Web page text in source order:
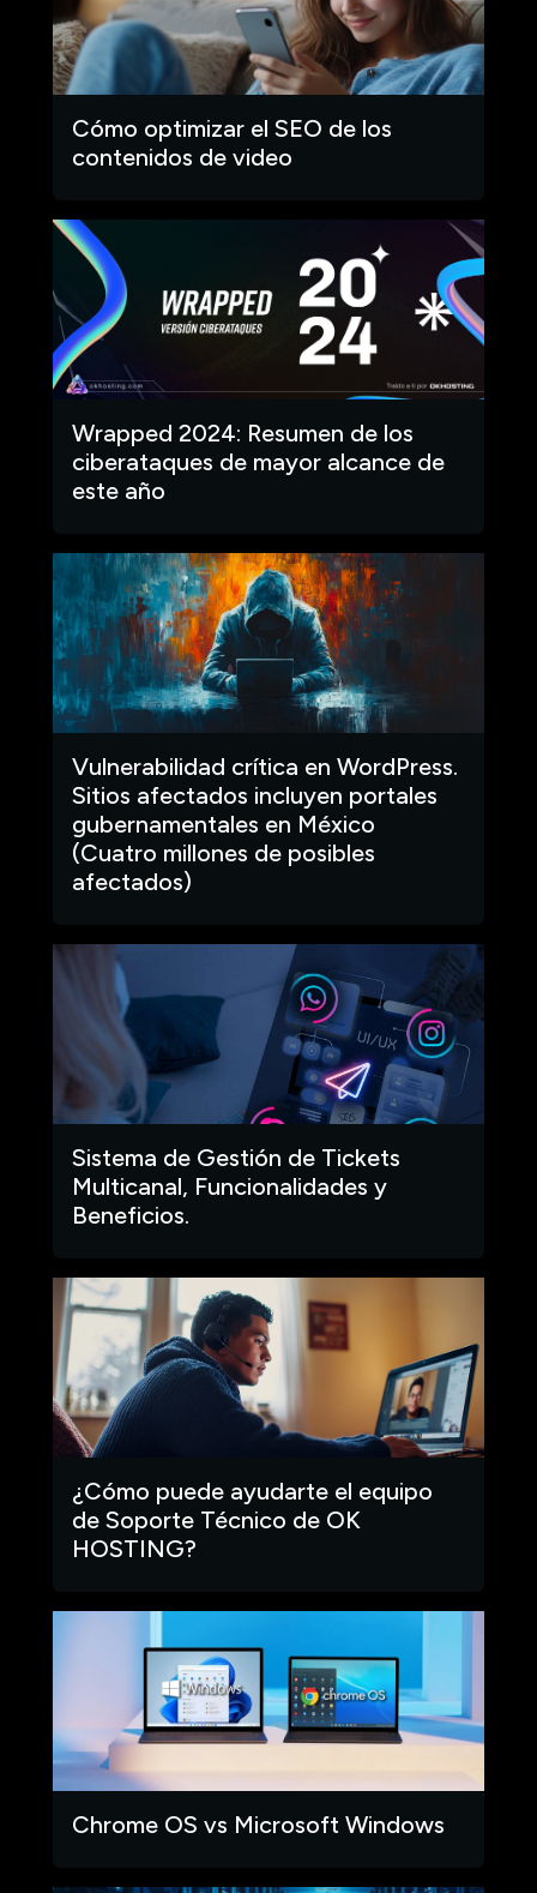
Cómo optimizar el SEO de los
contenidos de video
Wrapped 2024: Resumen de los
ciberataques de mayor alcance de
este año
Vulnerabilidad crítica en WordPress.
Sitios afectados incluyen portales
gubernamentales en México
(Cuatro millones de posibles
afectados)
Sistema de Gestión de Tickets
Multicanal, Funcionalidades y
Beneficios.
¿Cómo puede ayudarte el equipo
de Soporte Técnico de OK
HOSTING?
Chrome OS vs Microsoft Windows